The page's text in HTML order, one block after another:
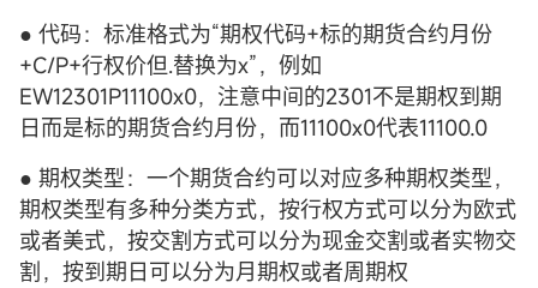
● 代码：标准格式为“期权代码+标的期货合约月份
+C/P+行权价但.替换为x”，例如
EW12301P11100x0，注意中间的2301不是期权到期
日而是标的期货合约月份，而11100x0代表11100.0
● 期权类型：一个期货合约可以对应多种期权类型，
期权类型有多种分类方式，按行权方式可以分为欧式
或者美式，按交割方式可以分为现金交割或者实物交
割，按到期日可以分为月期权或者周期权